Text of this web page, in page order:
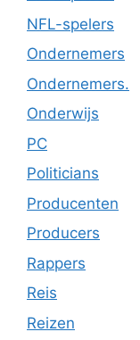
NFL-spelers
Ondernemers
Ondernemers.
Onderwijs
PC
Politicians
Producenten
Producers
Rappers
Reis
Reizen